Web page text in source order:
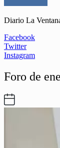
Diario La
Facebook
Twitter
Instagram
Foro de